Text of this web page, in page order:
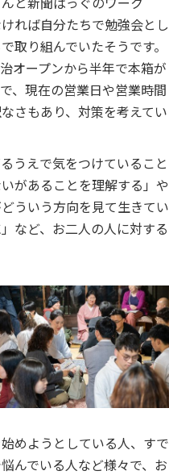
れば自分たちで勉強会とし
取り組んでいたそうです。
オープンから半年で本箱が
、現在の営業日や営業時間
さもあり、対策を考えてい
うえで気をつけていること
があることを理解する」や
ういう方向を見て生きてい
など、お二人の人に対する
めようとしている人、すで
んでいる人など様々で、お